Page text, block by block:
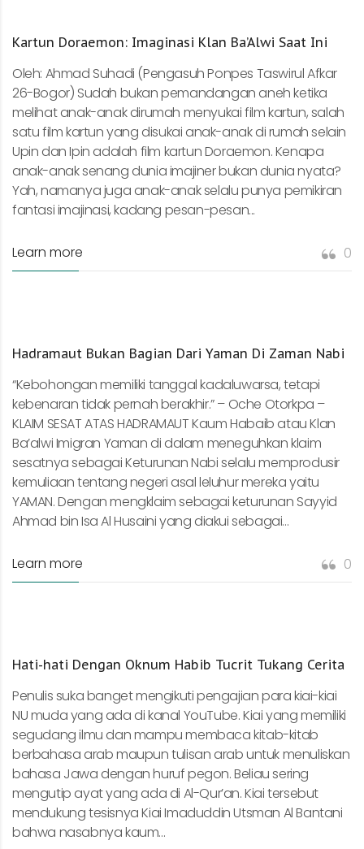
Kartun Doraemon: Imaginasi Klan Ba’Alwi Saat Ini
Oleh: Ahmad Suhadi (Pengasuh Ponpes Taswirul Afkar
26-Bogor) Sudah bukan pemandangan aneh ketika
melihat anak-anak dirumah menyukai film kartun, salah
satu film kartun yang disukai anak-anak di rumah selain
Upin dan Ipin adalah film kartun Doraemon. Kenapa
anak-anak senang dunia imajiner bukan dunia nyata?
Yah, namanya juga anak-anak selalu punya pemikiran
fantasi imajinasi, kadang pesan-pesan...
Learn more 0
Hadramaut Bukan Bagian Dari Yaman Di Zaman Nabi
“Kebohongan memiliki tanggal kadaluwarsa, tetapi
kebenaran tidak pernah berakhir.” – Oche Otorkpa –
KLAIM SESAT ATAS HADRAMAUT Kaum Habaib atau Klan
Ba’alwi Imigran Yaman di dalam meneguhkan klaim
sesatnya sebagai Keturunan Nabi selalu memprodusir
kemuliaan tentang negeri asal leluhur mereka yaitu
YAMAN. Dengan mengklaim sebagai keturunan Sayyid
Ahmad bin Isa Al Husaini yang diakui sebagai...
Learn more 0
Hati-hati Dengan Oknum Habib Tucrit Tukang Cerita
Penulis suka banget mengikuti pengajian para kiai-kiai
NU muda yang ada di kanal YouTube. Kiai yang memiliki
segudang ilmu dan mampu membaca kitab-kitab
berbahasa arab maupun tulisan arab untuk menuliskan
bahasa Jawa dengan huruf pegon. Beliau sering
mengutip ayat yang ada di Al-Qur’an. Kiai tersebut
mendukung tesisnya Kiai Imaduddin Utsman Al Bantani
bahwa nasabnya kaum...